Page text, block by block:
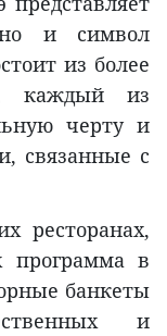
и символ
из более
каждый из
черту и
связанные с
ресторанах,
программа в
банкеты
и